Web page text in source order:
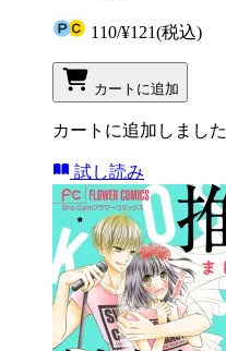
110/¥121(税込)
カートに追加
カートに追加しました
試し読み